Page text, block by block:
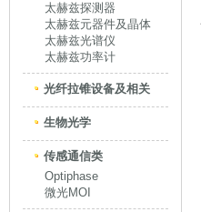
太赫兹探测器
太赫兹元器件及晶体
太赫兹光谱仪
太赫兹功率计
光纤拉锥设备及相关
生物光学
传感通信类
Optiphase
微光MOI